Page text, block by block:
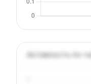
Активность по